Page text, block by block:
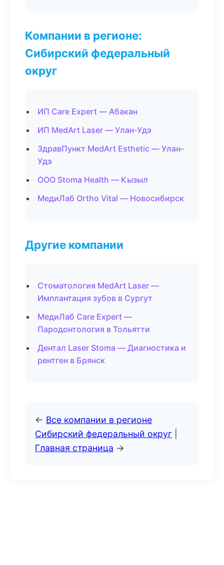
Компании в регионе:
Сибирский федеральный
округ
ИП Care Expert — Абакан
ИП MedArt Laser — Улан-Удэ
ЗдравПункт MedArt Esthetic — Улан-
Удэ
ООО Stoma Health — Кызыл
МедиЛаб Ortho Vital — Новосибирск
Другие компании
Стоматология MedArt Laser —
Имплантация зубов в Сургут
МедиЛаб Care Expert —
Пародонтология в Тольятти
Дентал Laser Stoma — Диагностика и
рентген в Брянск
← Все компании в регионе
Сибирский федеральный округ
Главная страница →